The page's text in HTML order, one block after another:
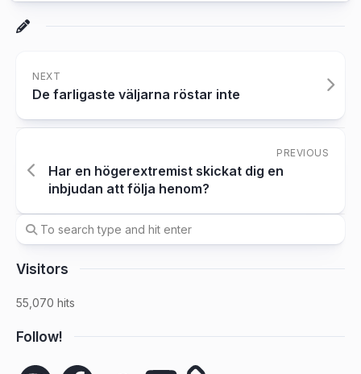
NEXT
De farligaste väljarna röstar inte
PREVIOUS
Har en högerextremist skickat dig en
inbjudan att följa henom?
Visitors
55,070 hits
Follow!
Spotify Facebook YouTube